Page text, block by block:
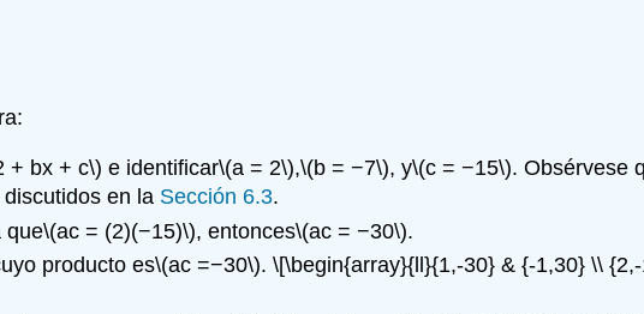
+ bx + c\) e identificar\(a = 2\),\(b = −7\), y\(c = −15\). Obsérvese
en la Sección 6.3.
que\(ac = (2)(−15)\), entonces\(ac = −30\).
producto es\(ac =−30\). \[\begin{array}{ll}{1,-30} & {-1,30} \\